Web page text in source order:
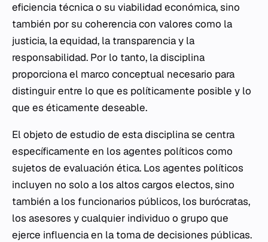
eficiencia técnica o su viabilidad económica, sino
también por su coherencia con valores como la
justicia, la equidad, la transparencia y la
responsabilidad. Por lo tanto, la disciplina
proporciona el marco conceptual necesario para
distinguir entre lo que es políticamente posible y lo
que es éticamente deseable.
El objeto de estudio de esta disciplina se centra
específicamente en los agentes políticos como
sujetos de evaluación ética. Los agentes políticos
incluyen no solo a los altos cargos electos, sino
también a los funcionarios públicos, los burócratas,
los asesores y cualquier individuo o grupo que
ejerce influencia en la toma de decisiones públicas.